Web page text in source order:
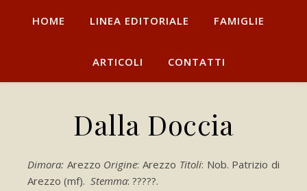
HOME LINEA EDITORIALE FAMIGLIE
ARTICOLI CONTATTI
Dalla Doccia
Dimora: Arezzo Origine: Arezzo Titoli: Nob. Patrizio di
Arezzo (mf). Stemma: ?????.